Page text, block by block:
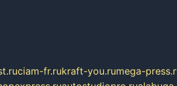
ciam-fr.rukraft-you.rumega-